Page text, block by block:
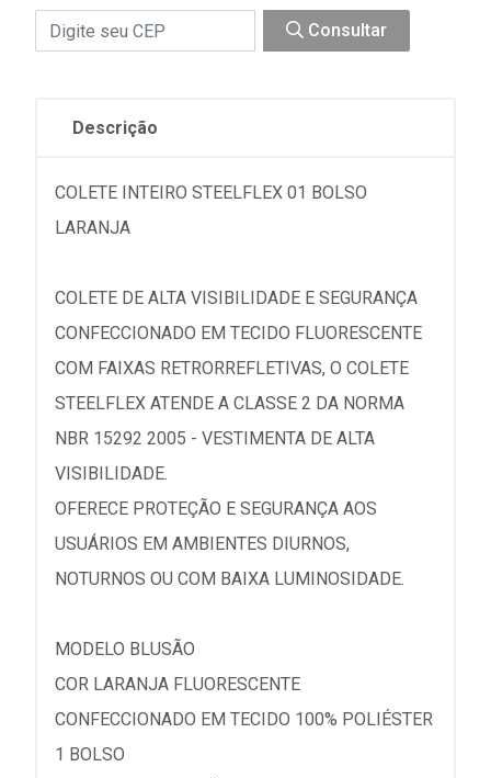
Consultar
Descrição
COLETE INTEIRO STEELFLEX 01 BOLSO
LARANJA
COLETE DE ALTA VISIBILIDADE E SEGURANÇA
CONFECCIONADO EM TECIDO FLUORESCENTE
COM FAIXAS RETRORREFLETIVAS, O COLETE
STEELFLEX ATENDE A CLASSE 2 DA NORMA
NBR 15292 2005 - VESTIMENTA DE ALTA
VISIBILIDADE.
OFERECE PROTEÇÃO E SEGURANÇA AOS
USUÁRIOS EM AMBIENTES DIURNOS,
NOTURNOS OU COM BAIXA LUMINOSIDADE.
MODELO BLUSÃO
COR LARANJA FLUORESCENTE
CONFECCIONADO EM TECIDO 100% POLIÉSTER
1 BOLSO